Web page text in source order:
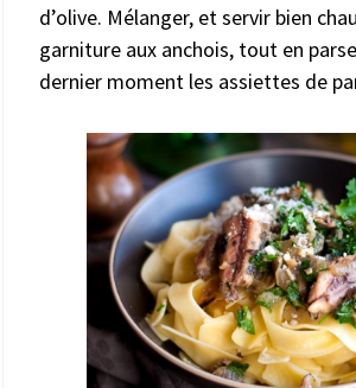
d’olive. Mélanger, et servir bien
garniture aux anchois, tout en
dernier moment les assiettes de